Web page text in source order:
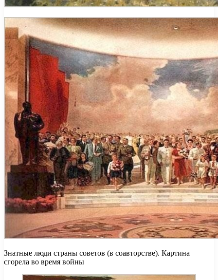
Знатные люди страны советов (в соавторстве). Картина
сгорела во время войны